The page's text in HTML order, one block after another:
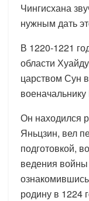
Чингисхана
нужным дать
В 1220-1221
области
царством Сун
Он находился
Яньцзин, вел
подготовкой,
ведения
родину в 1224